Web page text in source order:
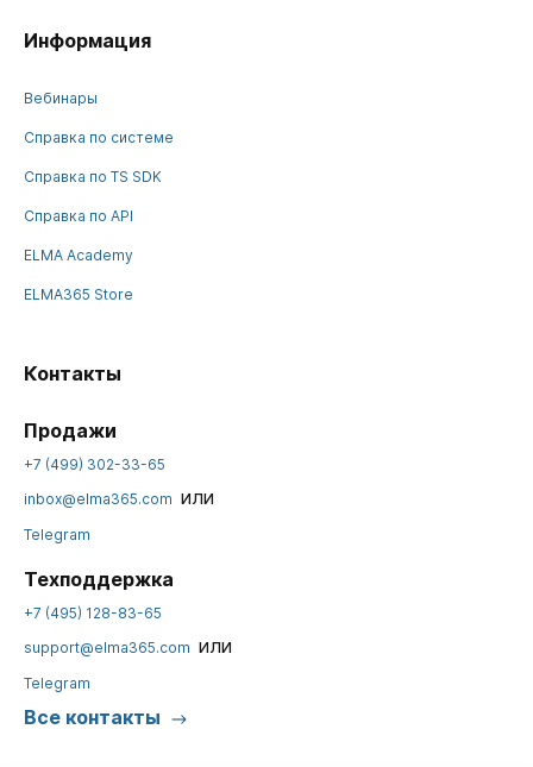
Информация
Вебинары
Справка по системе
Справка по TS SDK
Справка по API
ELMA Academy
ELMA365 Store
Контакты
Продажи
+7 (499) 302-33-65
inbox@elma365.com или
Telegram
Техподдержка
+7 (495) 128-83-65
support@elma365.com или
Telegram
Все контакты